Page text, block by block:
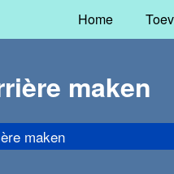
Home
maken
maken